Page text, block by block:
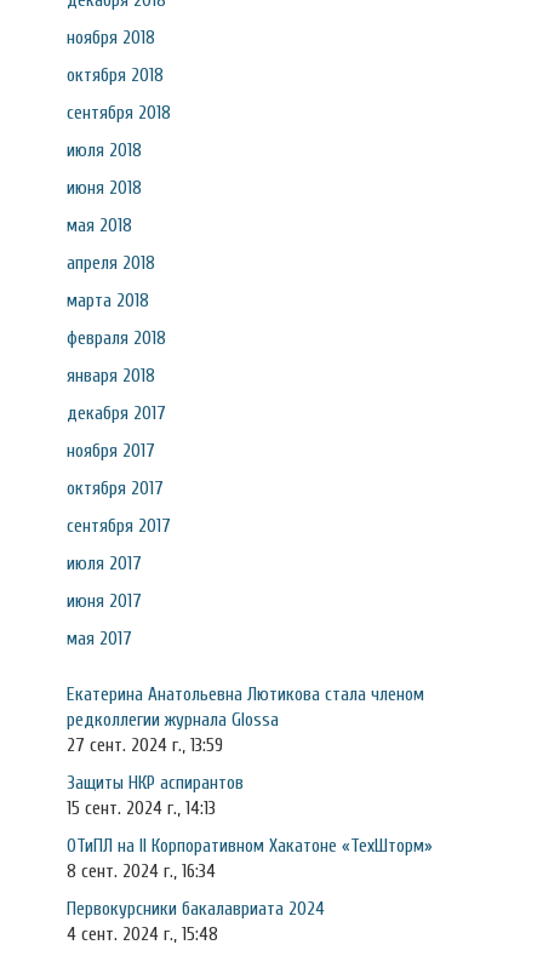
ноября 2018
октября 2018
сентября 2018
июля 2018
июня 2018
мая 2018
апреля 2018
марта 2018
февраля 2018
января 2018
декабря 2017
ноября 2017
октября 2017
сентября 2017
июля 2017
июня 2017
мая 2017
Екатерина Анатольевна Лютикова стала членом
редколлегии журнала Glossa
27 сент. 2024 г., 13:59
Защиты НКР аспирантов
15 сент. 2024 г., 14:13
ОТиПЛ на II Корпоративном Хакатоне «ТехШторм»
8 сент. 2024 г., 16:34
Первокурсники бакалавриата 2024
4 сент. 2024 г., 15:48